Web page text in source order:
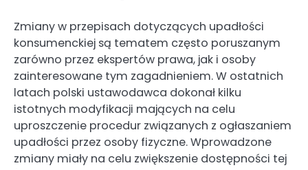
Zmiany w przepisach dotyczących upadłości
konsumenckiej są tematem często poruszanym
zarówno przez ekspertów prawa, jak i osoby
zainteresowane tym zagadnieniem. W ostatnich
latach polski ustawodawca dokonał kilku
istotnych modyfikacji mających na celu
uproszczenie procedur związanych z ogłaszaniem
upadłości przez osoby fizyczne. Wprowadzone
zmiany miały na celu zwiększenie dostępności tej